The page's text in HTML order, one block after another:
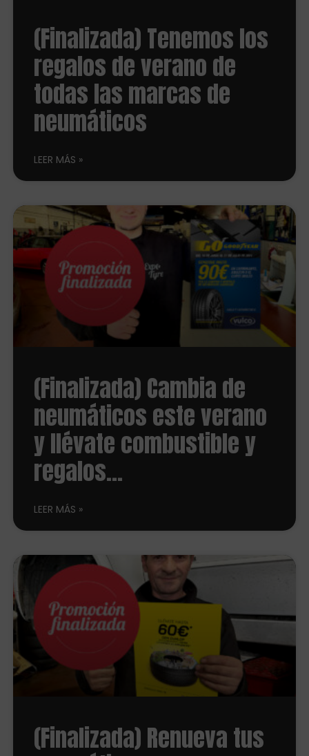
(Finalizada) Tenemos los
regalos de verano de
todas las marcas de
neumáticos
LEER MÁS
(Finalizada) Cambia de
neumáticos este verano
y llévate combustible y
regalos…
LEER MÁS
(Finalizada) Renueva tus